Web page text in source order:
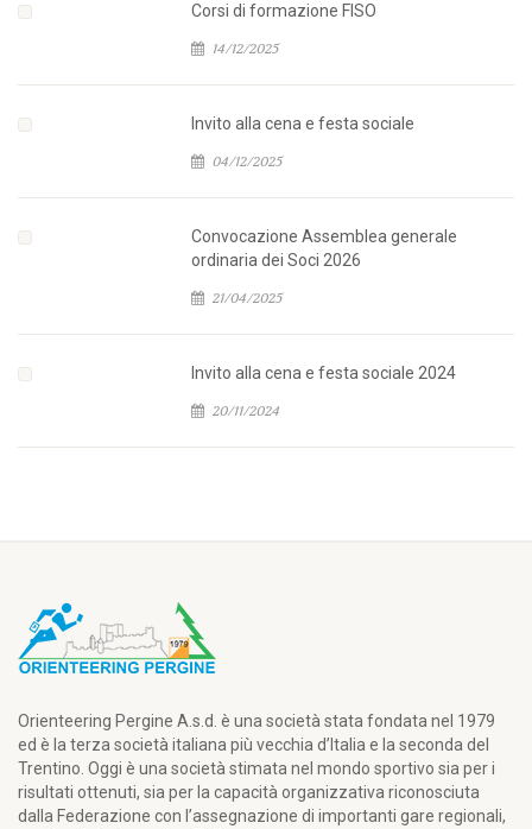
Corsi di formazione FISO
14/12/2025
Invito alla cena e festa sociale
04/12/2025
Convocazione Assemblea generale
ordinaria dei Soci 2026
21/04/2025
Invito alla cena e festa sociale 2024
20/11/2024
Orienteering Pergine A.s.d. è una società stata fondata nel 1979
ed è la terza società italiana più vecchia d’Italia e la seconda del
Trentino. Oggi è una società stimata nel mondo sportivo sia per i
risultati ottenuti, sia per la capacità organizzativa riconosciuta
dalla Federazione con l’assegnazione di importanti gare regionali,